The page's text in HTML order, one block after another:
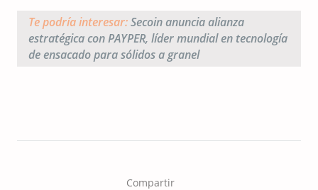
Te podría interesar:Secoin anuncia alianza
estratégica con PAYPER, líder mundial en tecnología
de ensacado para sólidos a granel
Compartir